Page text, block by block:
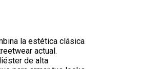
la estética clásica
actual.
de alta